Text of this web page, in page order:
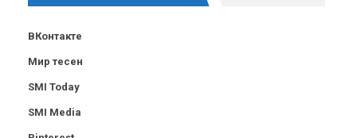
ВКонтакте
Мир тесен
SMI Today
SMI Media